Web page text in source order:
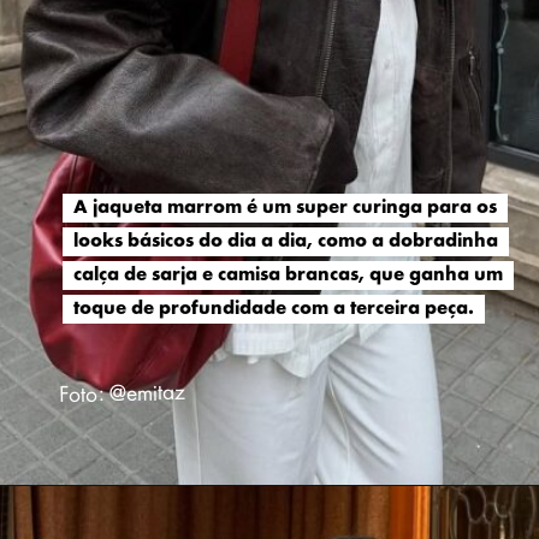
A jaqueta marrom é um super curinga para os
looks básicos do dia a dia, como a dobradinha
calça de sarja e camisa brancas, que ganha um
toque de profundidade com a terceira peça.
A jaqueta marrom é um super curinga para os
looks básicos do dia a dia, como a dobradinha
calça de sarja e camisa brancas, que ganha um
toque de profundidade com a terceira peça.
Foto: @emitaz